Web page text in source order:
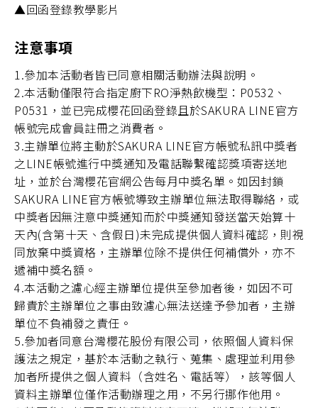
▲回函登錄教學影片
注意事項
1.參加本活動者皆已同意相關活動辦法與說明。
2.本活動僅限符合指定廚下RO淨熱飲機型：P0532、
P0531，並已完成櫻花回函登錄且於SAKURA LINE官方
帳號完成會員註冊之消費者。
3.主辦單位將主動於SAKURA LINE官方帳號私訊中獎者
之LINE帳號進行中獎通知及電話聯繫確認獎項寄送地
址，並於台灣櫻花官網公告每月中獎名單。如因封鎖
SAKURA LINE官方帳號導致主辦單位無法取得聯絡，或
中獎者因無注意中獎通知而於中獎通知發送當天始算十
天內(含第十天、含假日)未完成提供個人資料確認，則視
同放棄中獎資格，主辦單位除不提供任何補償外，亦不
遞補中獎名額。
4.本活動之濾心經主辦單位提供至參加者後，如因不可
歸責於主辦單位之事由致濾心無法送達予參加者，主辦
單位不負補發之責任。
5.參加者同意台灣櫻花股份有限公司，依照個人資料保
護法之規定，基於本活動之執行、蒐集、處理並利用參
加者所提供之個人資料（含姓名、電話等），該等個人
資料主辦單位僅作活動辦理之用，不另行挪作他用。